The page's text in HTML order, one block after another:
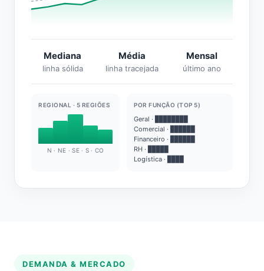
Mediana
linha sólida
Média
linha tracejada
Mensal
último ano
REGIONAL · 5 REGIÕES
N · NE · SE · S · CO
POR FUNÇÃO (TOP 5)
Geral · ████████
Comercial · ██████
Financeiro · ██████
RH · █████
Logística · ████
DEMANDA & MERCADO